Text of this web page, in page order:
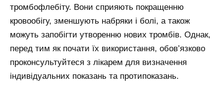
тромбофлебіту. Вони сприяють покращенню
кровообігу, зменшують набряки і болі, а також
можуть запобігти утворенню нових тромбів. Однак,
перед тим як почати їх використання, обов’язково
проконсультуйтеся з лікарем для визначення
індивідуальних показань та протипоказань.